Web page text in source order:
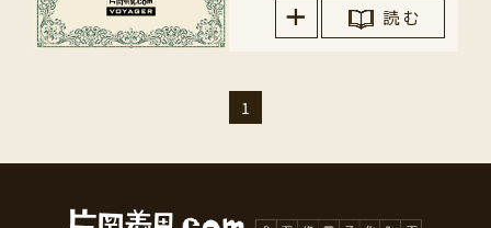
読 む
1